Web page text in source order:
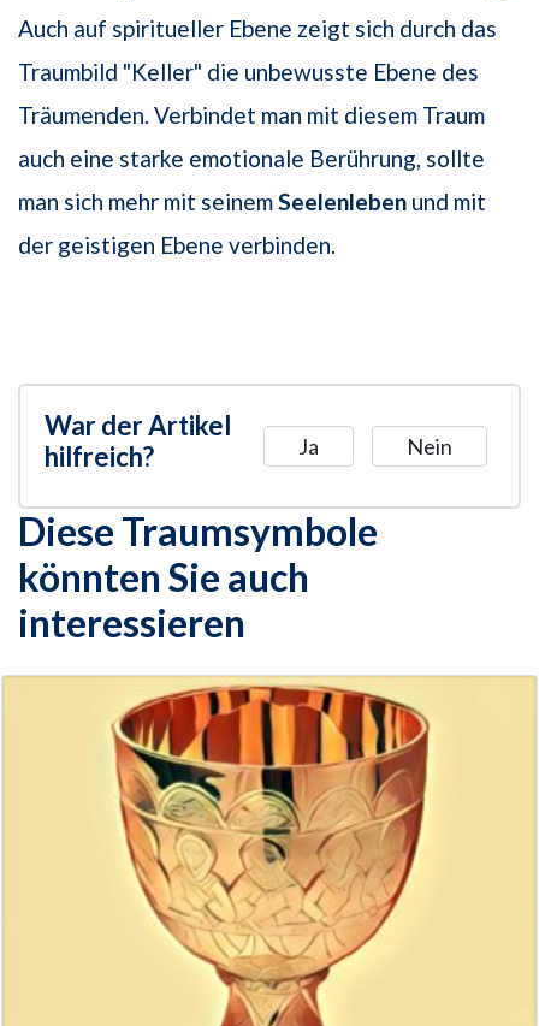
Auch auf spiritueller Ebene zeigt sich durch das
Traumbild "Keller" die unbewusste Ebene des
Träumenden. Verbindet man mit diesem Traum
auch eine starke emotionale Berührung, sollte
man sich mehr mit seinemSeelenleben und mit
der geistigen Ebene verbinden.
War der Artikel
hilfreich?
Ja Nein
Diese Traumsymbole
könnten Sie auch
interessieren